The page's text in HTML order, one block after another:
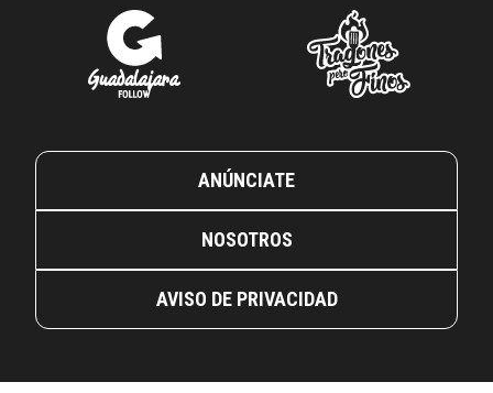
ANÚNCIATE
NOSOTROS
AVISO DE PRIVACIDAD